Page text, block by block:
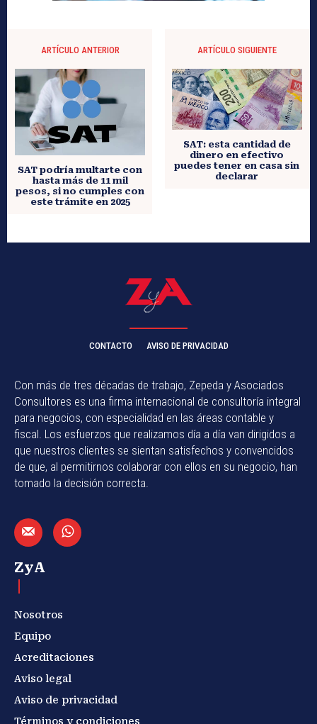
ARTÍCULO ANTERIOR
SAT podría multarte con
hasta más de 11 mil
pesos, si no cumples con
este trámite en 2025
ARTÍCULO SIGUIENTE
SAT: esta cantidad de
dinero en efectivo
puedes tener en casa sin
declarar
CONTACTO AVISO DE PRIVACIDAD
Con más de tres décadas de trabajo, Zepeda y Asociados
Consultores es una firma internacional de consultoría integral
para negocios, con especialidad en las áreas contable y
fiscal. Los esfuerzos que realizamos día a día van dirigidos a
que nuestros clientes se sientan satisfechos y convencidos
de que, al permitirnos colaborar con ellos en su negocio, han
tomado la decisión correcta.
ZyA
Nosotros
Equipo
Acreditaciones
Aviso legal
Aviso de privacidad
Términos y condiciones